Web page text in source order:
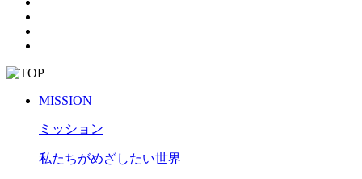
MISSION
ミッション
私たちがめざしたい世界